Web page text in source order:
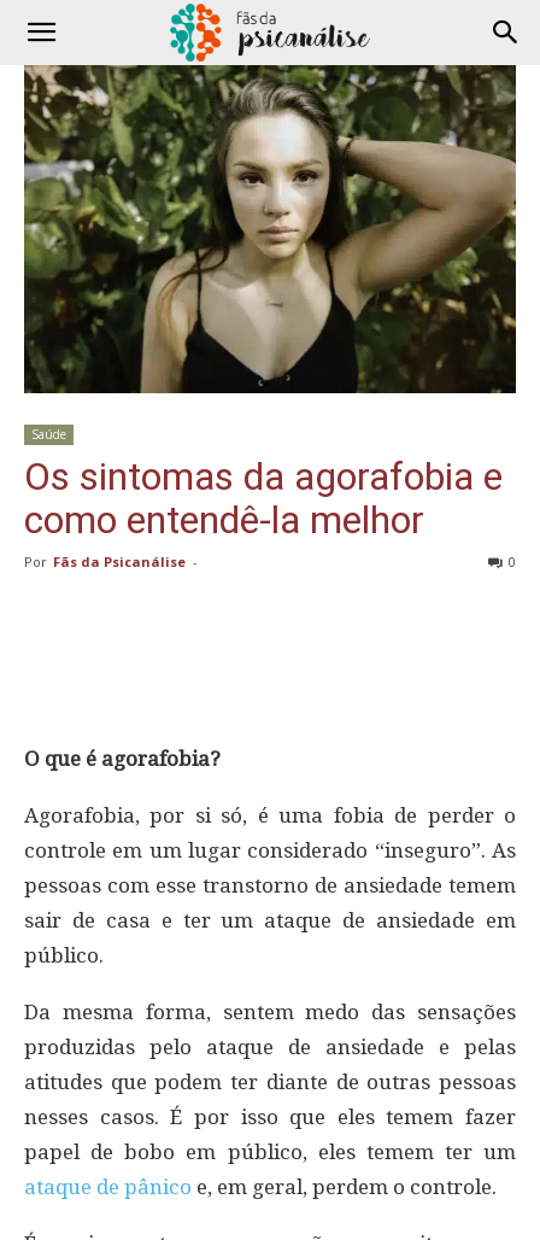
Saúde
Os sintomas da agorafobia e
como entendê-la melhor
Por Fãs da Psicanálise - 0
O que é agorafobia?
Agorafobia, por si só, é uma fobia de perder o
controle em um lugar considerado “inseguro”. As
pessoas com esse transtorno de ansiedade temem
sair de casa e ter um ataque de ansiedade em
público.
Da mesma forma, sentem medo das sensações
produzidas pelo ataque de ansiedade e pelas
atitudes que podem ter diante de outras pessoas
nesses casos. É por isso que eles temem fazer
papel de bobo em público, eles temem ter um
ataque de pânico e, em geral, perdem o controle.